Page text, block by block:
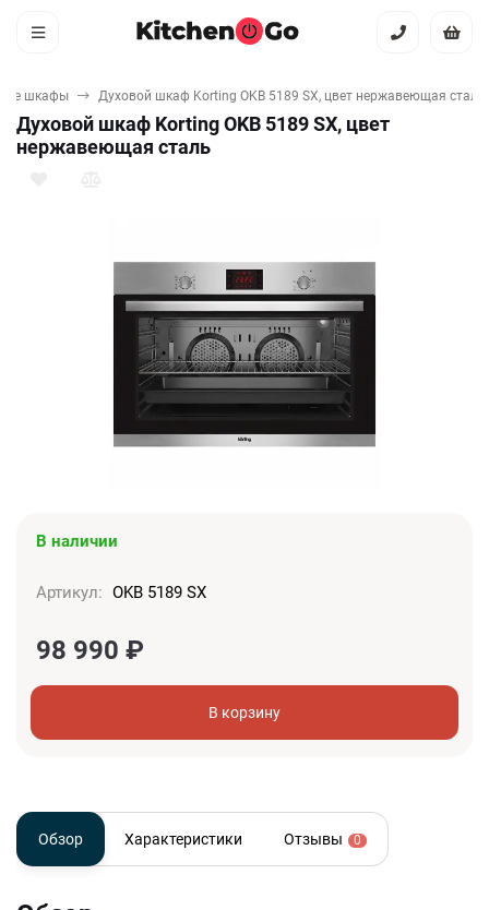
шкафы Духовой шкаф Korting OKB 5189 SX, цвет нержавеющая сталь
Духовой шкаф Korting OKB 5189 SX, цвет
нержавеющая сталь
В наличии
Артикул: OKB 5189 SX
98 990 ₽
В корзину
Обзор Характеристики Отзывы 0